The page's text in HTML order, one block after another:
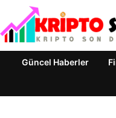
Güncel Haberler